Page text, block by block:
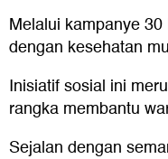
Melalui kampanye
dengan kesehatan
Inisiatif sosial ini
rangka membantu
Sejalan dengan